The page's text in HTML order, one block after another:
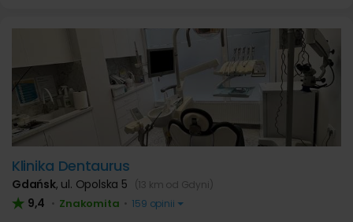
Klinika Dentaurus
Gdańsk, ul. Opolska 5 (13 km od Gdyni)
9,4 • Znakomita • 159 opinii